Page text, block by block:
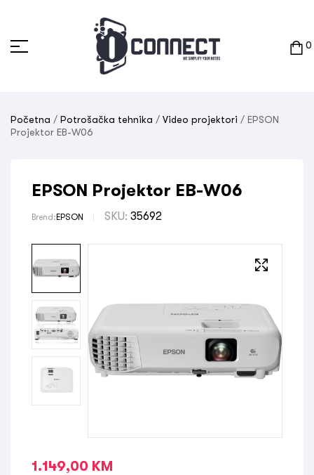
0
Početna / Potrošačka tehnika / Video projektori / EPSON
Projektor EB-W06
EPSON Projektor EB-W06
Brend: EPSON SKU: 35692
1.149,00 KM